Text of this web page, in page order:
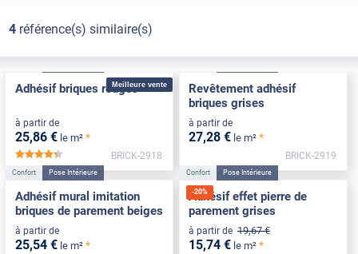
4référence(s) similaire(s)
Meilleure vente
Adhésif briques rouges
à partir de
25,86 € le m² *
*****
BRICK-2918
Revêtement adhésif
briques grises
à partir de
27,28 € le m² *
BRICK-2919
Confort Pose Intérieure
Adhésif mural imitation
briques de parement beiges
à partir de
25,54 € le m² *
-20%
Confort Pose Intérieure
Adhésif effet pierre de
parement grises
à partir de 19,67 €
15,74 € le m² *